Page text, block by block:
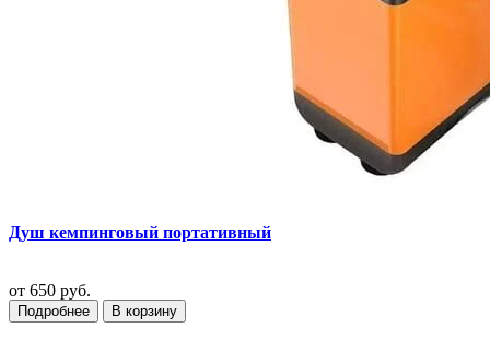
Душ кемпинговый портативный
от 650 руб.
Подробнее В корзину